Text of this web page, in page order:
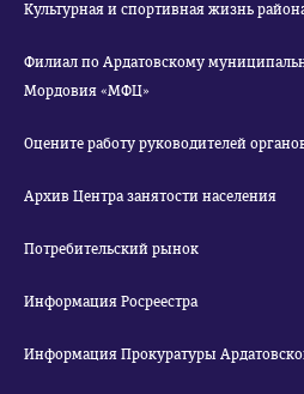
Культурная и спортивная жизнь
Филиал по Ардатовскому
Мордовия «МФЦ»
Оцените работу руководителей
Архив Центра занятости населения
Потребительский рынок
Информация Росреестра
Информация Прокуратуры